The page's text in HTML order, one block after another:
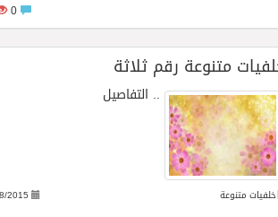
03/08/2026إطلالة شعت وجهة
0
متنوعة رقم ثلاثة
.. التفاصيل
خلفيات متنوعة 2015